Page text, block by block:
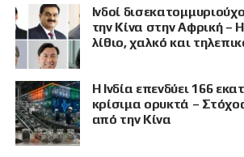
Ινδοί
την Κίνα στην Αφρική –
λίθιο, χαλκό και
Η Ινδία επενδύει 166
κρίσιμα ορυκτά –
από την Κίνα